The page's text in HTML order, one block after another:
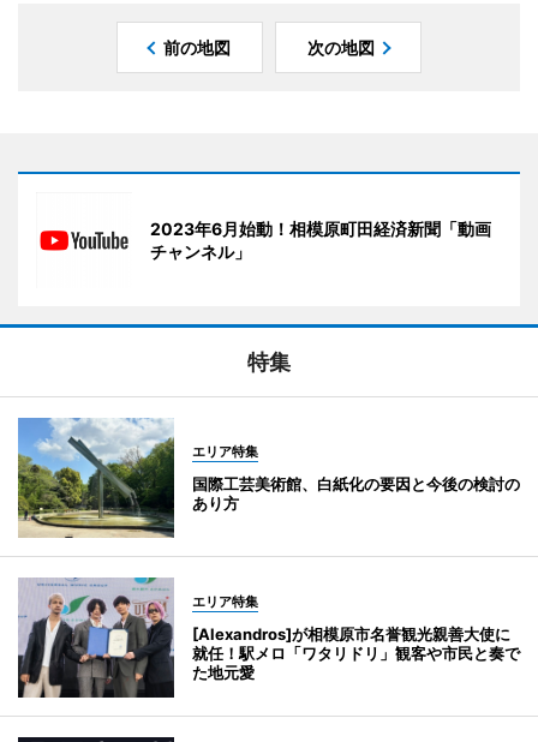
前の地図 次の地図
2023年6月始動！相模原町田経済新聞「動画
チャンネル」
特集
エリア特集
国際工芸美術館、白紙化の要因と今後の検討の
あり方
エリア特集
[Alexandros]が相模原市名誉観光親善大使に
就任！駅メロ「ワタリドリ」観客や市民と奏で
た地元愛